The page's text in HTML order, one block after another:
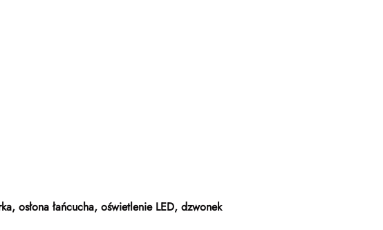
osłona łańcucha, oświetlenie LED, dzwonek